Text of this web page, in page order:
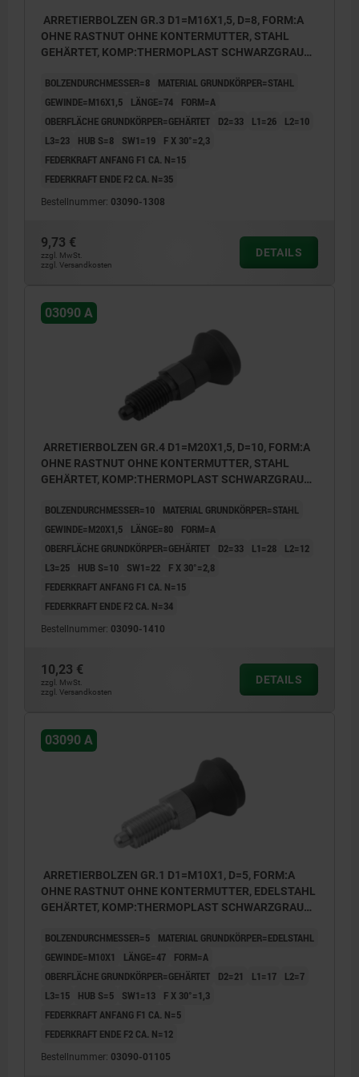
ARRETIERBOLZEN GR.3 D1=M16X1,5, D=8, FORM:A
OHNE RASTNUT OHNE KONTERMUTTER, STAHL
GEHÄRTET, KOMP:THERMOPLAST SCHWARZGRAU
BOLZENDURCHMESSER=8
MATERIAL GRUNDKÖRPER=STAHL
GEWINDE=M16X1,5
LÄNGE=74
FORM=A
OBERFLÄCHE GRUNDKÖRPER=GEHÄRTET
D2=33 L1=26
L2=10
L3=23
HUB S=8 SW1=19
F X 30°=2,3
FEDERKRAFT ANFANG F1 CA. N=15
FEDERKRAFT ENDE F2 CA. N=35
Bestellnummer: 03090-1308
9,73 €
zzgl. MwSt.
zzgl. Versandkosten
DETAILS
03090 A
ARRETIERBOLZEN GR.4 D1=M20X1,5, D=10, FORM:A
OHNE RASTNUT OHNE KONTERMUTTER, STAHL
GEHÄRTET, KOMP:THERMOPLAST SCHWARZGRAU
BOLZENDURCHMESSER=10
MATERIAL GRUNDKÖRPER=STAHL
GEWINDE=M20X1,5
LÄNGE=80
FORM=A
OBERFLÄCHE GRUNDKÖRPER=GEHÄRTET
D2=33 L1=28
L2=12
L3=25
HUB S=10 SW1=22
F X 30°=2,8
FEDERKRAFT ANFANG F1 CA. N=15
FEDERKRAFT ENDE F2 CA. N=34
Bestellnummer: 03090-1410
10,23 €
zzgl. MwSt.
zzgl. Versandkosten
DETAILS
03090 A
ARRETIERBOLZEN GR.1 D1=M10X1, D=5, FORM:A
OHNE RASTNUT OHNE KONTERMUTTER, EDELSTAHL
GEHÄRTET, KOMP:THERMOPLAST SCHWARZGRAU
BOLZENDURCHMESSER=5
MATERIAL GRUNDKÖRPER=EDELSTAHL
GEWINDE=M10X1
LÄNGE=47
FORM=A
OBERFLÄCHE GRUNDKÖRPER=GEHÄRTET
D2=21 L1=17
L2=7
L3=15
HUB S=5 SW1=13
F X 30°=1,3
FEDERKRAFT ANFANG F1 CA. N=5
FEDERKRAFT ENDE F2 CA. N=12
Bestellnummer: 03090-01105